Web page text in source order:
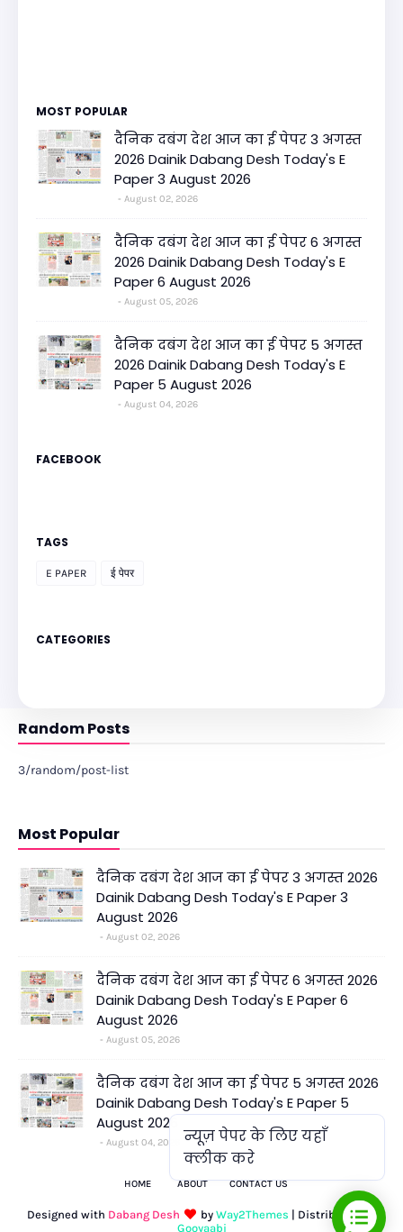
MOST POPULAR
दैनिक दबंग देश आज का ई पेपर 3 अगस्त
2026 Dainik Dabang Desh Today's E
Paper 3 August 2026
August 02, 2026
दैनिक दबंग देश आज का ई पेपर 6 अगस्त
2026 Dainik Dabang Desh Today's E
Paper 6 August 2026
August 05, 2026
दैनिक दबंग देश आज का ई पेपर 5 अगस्त
2026 Dainik Dabang Desh Today's E
Paper 5 August 2026
August 04, 2026
FACEBOOK
TAGS
E PAPER ई पेपर
CATEGORIES
Random Posts
3/random/post-list
Most Popular
दैनिक दबंग देश आज का ई पेपर 3 अगस्त 2026
Dainik Dabang Desh Today's E Paper 3
August 2026
August 02, 2026
दैनिक दबंग देश आज का ई पेपर 6 अगस्त 2026
Dainik Dabang Desh Today's E Paper 6
August 2026
August 05, 2026
दैनिक दबंग देश आज का ई पेपर 5 अगस्त 2026
Dainik Dabang Desh Today's E Paper 5
August 2026
August 04, 2026
HOME ABOUT CONTACT US
Designed with Dabang Desh by Way2Themes | Distributed by
Gooyaabi
न्यूज़ पेपर के लिए यहाँ
क्लीक करे